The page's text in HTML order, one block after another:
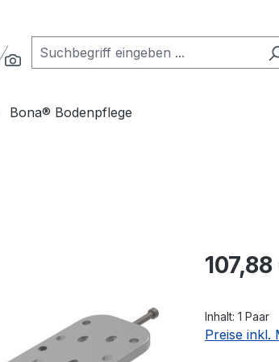
Bona® Bodenpflege
Regulärer
107,88
Inhalt: 1 Paar
Preise inkl.